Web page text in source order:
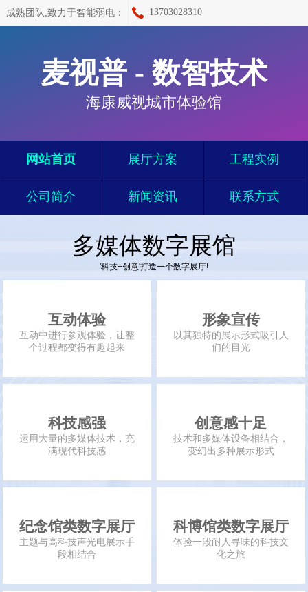
成熟团队,致力于智能弱电： 13703028310
麦视普 - 数智技术
海康威视城市体验馆
网站首页 展厅方案 工程实例
公司简介 新闻资讯 联系方式
多媒体数字展馆
'科技+创意'打造一个数字展厅!
互动体验
互动中进行参观体验，让整
个过程都变得有趣起来
形象宣传
以其独特的展示形式吸引人
们的目光
科技感强
运用大量的多媒体技术，充
满现代科技感
创意感十足
技术和多媒体设备相结合，
变幻出多种展示形式
纪念馆类数字展厅
主题与高科技声光电展示手
段相结合
科博馆类数字展厅
体验一段耐人寻味的科技文
化之旅